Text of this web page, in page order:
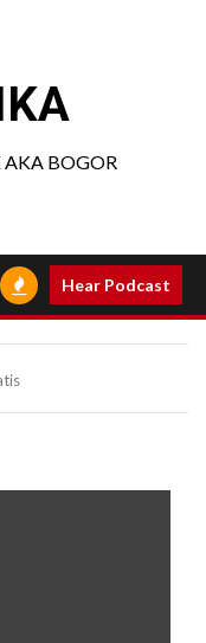
BOGOR
Hear Podcast